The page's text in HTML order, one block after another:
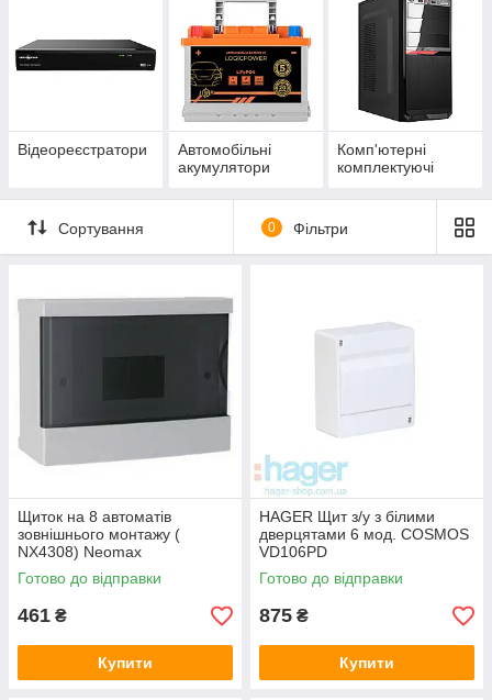
Відеореєстратори
Автомобільні
акумулятори
Комп'ютерні
комплектуючі
Сортування 0 Фільтри
Щиток на 8 автоматів
зовнішнього монтажу (
NX4308) Neomax
Готово до відправки
461 ₴
Купити
HAGER Щит з/у з білими
дверцятами 6 мод. COSMOS
VD106PD
Готово до відправки
875 ₴
Купити